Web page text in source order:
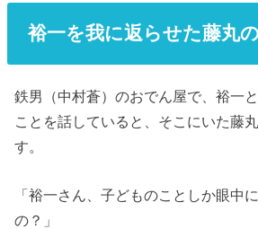
裕一を我に返らせた藤丸
鉄男（中村蒼）のおでん屋で、裕一
ことを話していると、そこにいた藤
す。
「裕一さん、子どものことしか眼中
の？」